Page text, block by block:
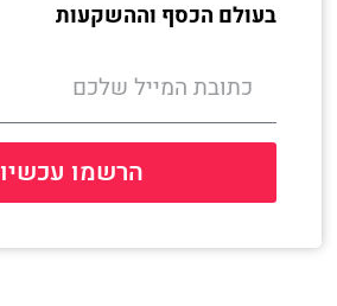
בעולם הכסף וההשקעות
הרשמו עכשיו